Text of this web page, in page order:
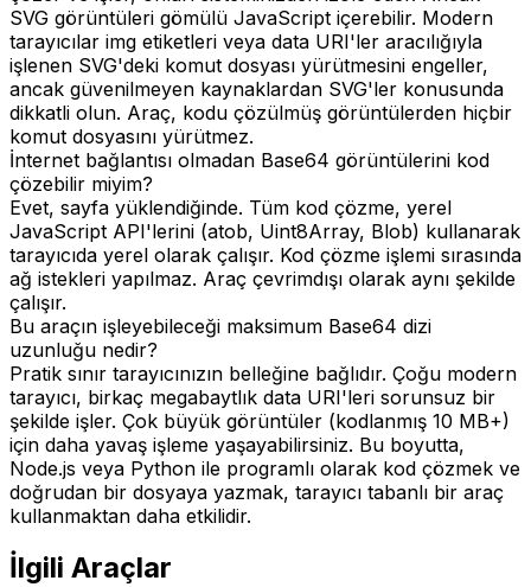
SVG görüntüleri gömülü JavaScript içerebilir. Modern
tarayıcılar img etiketleri veya data URI'ler aracılığıyla
işlenen SVG'deki komut dosyası yürütmesini engeller,
ancak güvenilmeyen kaynaklardan SVG'ler konusunda
dikkatli olun. Araç, kodu çözülmüş görüntülerden hiçbir
komut dosyasını yürütmez.
İnternet bağlantısı olmadan Base64 görüntülerini kod
çözebilir miyim?
Evet, sayfa yüklendiğinde. Tüm kod çözme, yerel
JavaScript API'lerini (atob, Uint8Array, Blob) kullanarak
tarayıcıda yerel olarak çalışır. Kod çözme işlemi sırasında
ağ istekleri yapılmaz. Araç çevrimdışı olarak aynı şekilde
çalışır.
Bu araçın işleyebileceği maksimum Base64 dizi
uzunluğu nedir?
Pratik sınır tarayıcınızın belleğine bağlıdır. Çoğu modern
tarayıcı, birkaç megabaytlık data URI'leri sorunsuz bir
şekilde işler. Çok büyük görüntüler (kodlanmış 10 MB+)
için daha yavaş işleme yaşayabilirsiniz. Bu boyutta,
Node.js veya Python ile programlı olarak kod çözmek ve
doğrudan bir dosyaya yazmak, tarayıcı tabanlı bir araç
kullanmaktan daha etkilidir.
İlgili Araçlar